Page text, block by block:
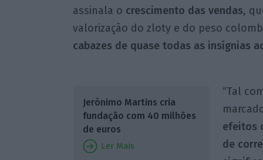
assinala o crescimento das vendas,
valorização do zloty e do peso
cabazes de quase todas as insígnias
Jerónimo Martins cria
fundação com 40 milhões
de euros
Ler Mais
“Tal
efeitos
de